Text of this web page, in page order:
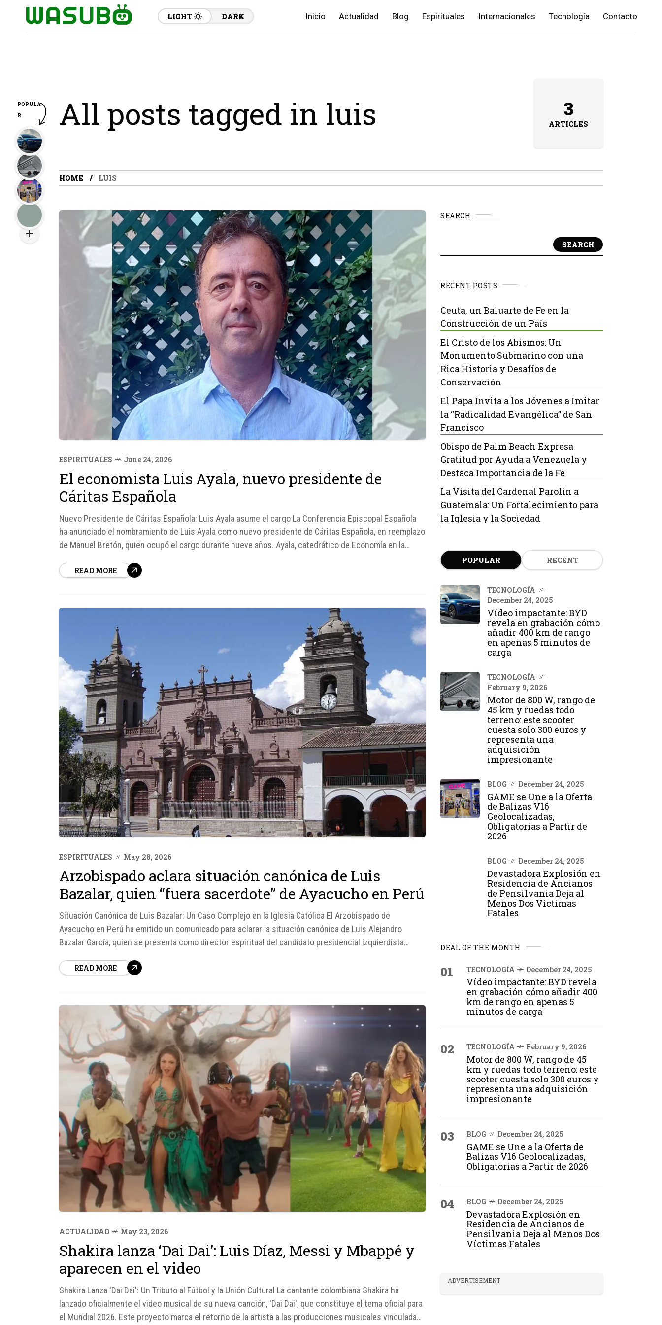
LIGHT DARK Inicio Actualidad Blog Espirituales Internacionales Tecnología Contacto
All posts tagged in luis 3
ARTICLES
HOME LUIS
ESPIRITUALES June 24, 2026
El economista Luis Ayala, nuevo presidente de
Cáritas Española
Nuevo Presidente de Cáritas Española: Luis Ayala asume el cargo La Conferencia Episcopal Española
ha anunciado el nombramiento de Luis Ayala como nuevo presidente de Cáritas Española, en reemplazo
de Manuel Bretón, quien ocupó el cargo durante nueve años. Ayala, catedrático de Economía en la
READ MORE
ESPIRITUALES May 28, 2026
Arzobispado aclara situación canónica de Luis
Bazalar, quien “fuera sacerdote” de Ayacucho en Perú
Situación Canónica de Luis Bazalar: Un Caso Complejo en la Iglesia Católica El Arzobispado de
Ayacucho en Perú ha emitido un comunicado para aclarar la situación canónica de Luis Alejandro
Bazalar García, quien se presenta como director espiritual del candidato presidencial izquierdista
READ MORE
ACTUALIDAD May 23, 2026
Shakira lanza ‘Dai Dai’: Luis Díaz, Messi y Mbappé y
aparecen en el video
Shakira Lanza 'Dai Dai': Un Tributo al Fútbol y la Unión Cultural La cantante colombiana Shakira ha
lanzado oficialmente el video musical de su nueva canción, 'Dai Dai', que constituye el tema oficial para
el Mundial 2026. Este proyecto marca el retorno de la artista a las producciones musicales vinculadas
SEARCH
SEARCH
RECENT POSTS
Ceuta, un Baluarte de Fe en la
Construcción de un País
El Cristo de los Abismos: Un
Monumento Submarino con una
Rica Historia y Desafíos de
Conservación
El Papa Invita a los Jóvenes a Imitar
la “Radicalidad Evangélica” de San
Francisco
Obispo de Palm Beach Expresa
Gratitud por Ayuda a Venezuela y
Destaca Importancia de la Fe
La Visita del Cardenal Parolin a
Guatemala: Un Fortalecimiento para
la Iglesia y la Sociedad
POPULAR RECENT
TECNOLOGÍA
December 24, 2025
Vídeo impactante: BYD
revela en grabación cómo
añadir 400 km de rango
en apenas 5 minutos de
carga
TECNOLOGÍA
February 9, 2026
Motor de 800 W, rango de
45 km y ruedas todo
terreno: este scooter
cuesta solo 300 euros y
representa una
adquisición
impresionante
BLOG December 24, 2025
GAME se Une a la Oferta
de Balizas V16
Geolocalizadas,
Obligatorias a Partir de
2026
BLOG December 24, 2025
Devastadora Explosión en
Residencia de Ancianos
de Pensilvania Deja al
Menos Dos Víctimas
Fatales
DEAL OF THE MONTH
01 TECNOLOGÍA December 24, 2025
Vídeo impactante: BYD revela
en grabación cómo añadir 400
km de rango en apenas 5
minutos de carga
02 TECNOLOGÍA February 9, 2026
Motor de 800 W, rango de 45
km y ruedas todo terreno: este
scooter cuesta solo 300 euros y
representa una adquisición
impresionante
03 BLOG December 24, 2025
GAME se Une a la Oferta de
Balizas V16 Geolocalizadas,
Obligatorias a Partir de 2026
04 BLOG December 24, 2025
Devastadora Explosión en
Residencia de Ancianos de
Pensilvania Deja al Menos Dos
Víctimas Fatales
ADVERTISEMENT
POPULA
R